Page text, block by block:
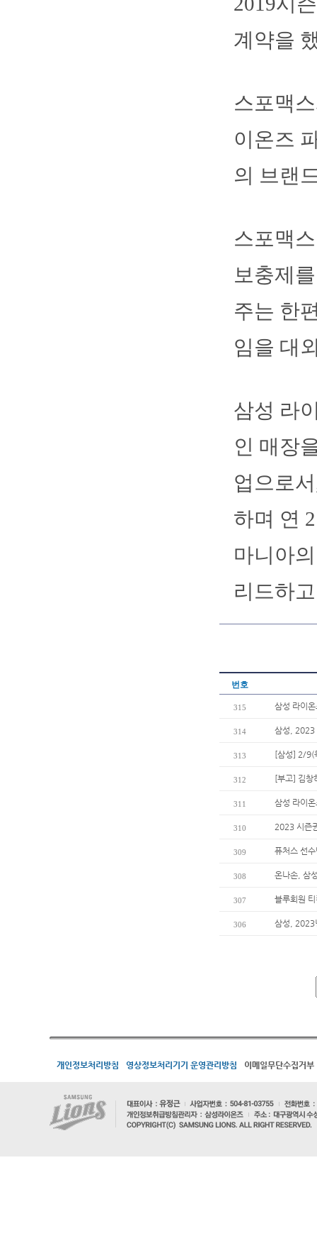
계약을
스포맥
이온즈
의 브랜
스포맥
보충제
주는 한
임을 대
삼성 라
인 매장
업으로
하며 연
마니아
리드하
번호
315 삼성 라이
314 삼성, 2023
313 [삼성] 2/9(
312 [부고] 김창
311 삼성 라이
310 2023 시즌
309 퓨처스 선
308 온나손, 삼
307 블루회원
306 삼성, 2023
개인정보처리방침 영상정보처리기기 운영관리방침 이메일무단수집거부